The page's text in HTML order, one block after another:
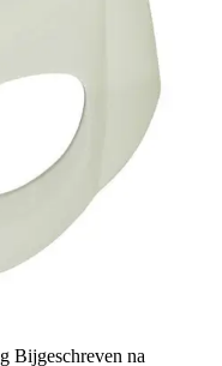
Bijgeschreven na